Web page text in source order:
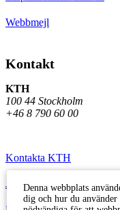
Webbmejl
Kontakt
KTH
100 44 Stockholm
+46 8 790 60 00
Kontakta KTH
Jobba på KTH
Denna webbplats
dig och hur du använder